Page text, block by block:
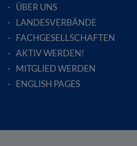
ÜBER UNS
LANDESVERBÄNDE
FACHGESELLSCHAFTEN
AKTIV WERDEN!
MITGLIED WERDEN
ENGLISH PAGES